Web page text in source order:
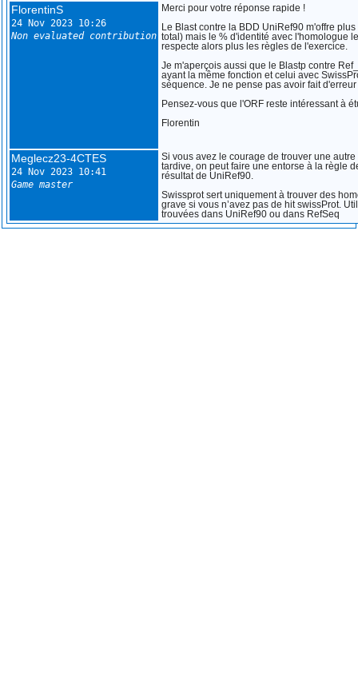
FlorentinS
24 Nov 2023 10:26
Non evaluated contribution
Merci pour votre réponse rapide !
Le Blast contre la BDD UniRef90 m'offre
total) mais le % d'identité avec l'homologue
respecte alors plus les règles de l'exercice.
Je m'aperçois aussi que le Blastp contre
ayant la même fonction et celui avec
séquence. Je ne pense pas avoir fait
Pensez-vous que l'ORF reste intéressant à
Florentin
Meglecz23-4CTES
24 Nov 2023 10:41
Game master
Si vous avez le courage de trouver une
tardive, on peut faire une entorse à la règle
résultat de UniRef90.
Swissprot sert uniquement à trouver des
grave si vous n’avez pas de hit swissProt.
trouvées dans UniRef90 ou dans RefSeq